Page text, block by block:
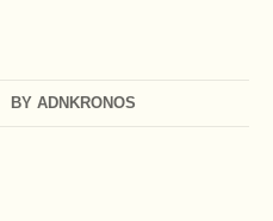
BY ADNKRONOS